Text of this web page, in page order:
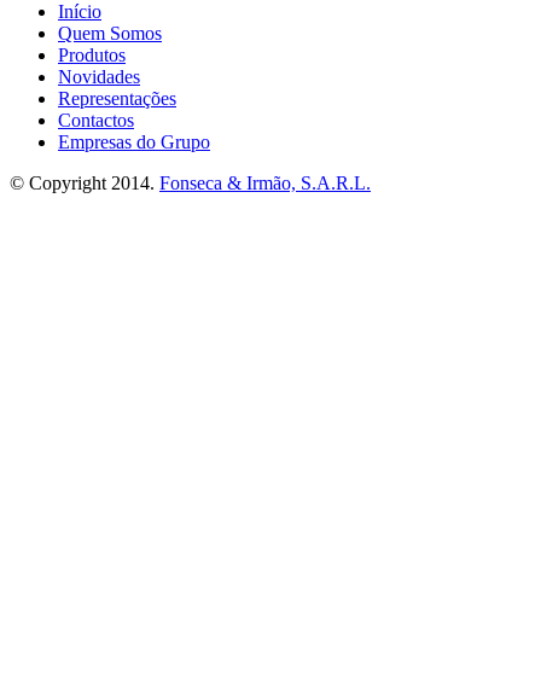
Início
Quem Somos
Produtos
Novidades
Representações
Contactos
Empresas do Grupo
© Copyright 2014. Fonseca & Irmão, S.A.R.L.